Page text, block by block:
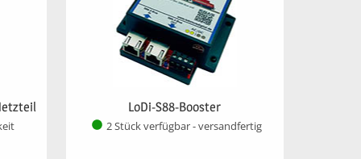
LoDi-S88-Booster
2 Stück verfügbar - versandfertig